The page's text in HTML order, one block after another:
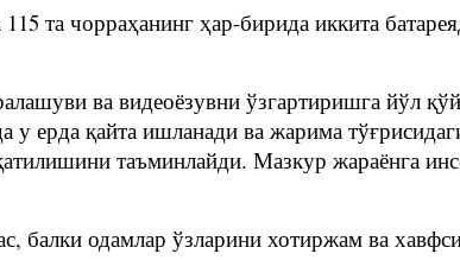
та чорраҳанинг ҳар-бирида иккита
ва видеоёзувни ўзгартиришга йўл
ерда қайта ишланади ва жарима
таъминлайди. Мазкур жараёнга
балки одамлар ўзларини хотиржам ва